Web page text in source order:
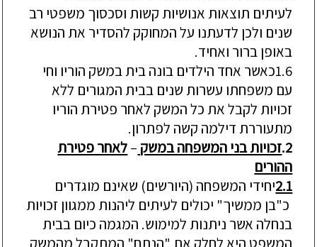
לעיתים תוצאות אנושיות קשות וסכסוך משפטי רב
שנים ולכן לדעתנו על המחוקק להסדיר את הנושא
באופן ברור ואחיד.
1.6כאשר אחד הילדים בונה בית במשק הוריו וחי
עם משפחתו עשרות שנים בבית המגורים ללא
זכויות לקבל את כל המשק לאחר פטירת הוריו
מתעוררת דילמה קשה לפתרון.
2. זכויות בני המשפחה במשק –לאחר פטירת
ההורים
2.1יחידי המשפחה (היורשים) שאינם מוגדרים
כ"בן ממשיך" יכולים לעיתים ליהנות ממגוון זכויות
בנחלה אשר ניתנות למימוש. המגמה כיום בבית
המשפט היא לחלק את "הנתח" המתקבל מהמשק